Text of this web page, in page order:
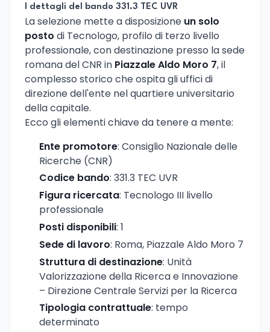
I dettagli del bando 331.3 TEC UVR
La selezione mette a disposizione un solo
posto di Tecnologo, profilo di terzo livello
professionale, con destinazione presso la sede
romana del CNR in Piazzale Aldo Moro 7, il
complesso storico che ospita gli uffici di
direzione dell'ente nel quartiere universitario
della capitale.
Ecco gli elementi chiave da tenere a mente:
Ente promotore: Consiglio Nazionale delle
Ricerche (CNR)
Codice bando: 331.3 TEC UVR
Figura ricercata: Tecnologo III livello
professionale
Posti disponibili: 1
Sede di lavoro: Roma, Piazzale Aldo Moro 7
Struttura di destinazione: Unità
Valorizzazione della Ricerca e Innovazione
– Direzione Centrale Servizi per la Ricerca
Tipologia contrattuale: tempo
determinato